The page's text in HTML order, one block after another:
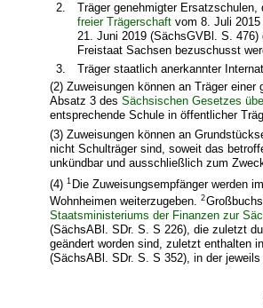
2.
Träger genehmigter Ersatzschulen,
freier Trägerschaftvom 8. Juli 2015
21. Juni 2019 (SächsGVBl. S.
Freistaat Sachsen bezuschusst
3.
Träger staatlich anerkannter
(2) Zuweisungen können an Träger
Absatz 3 desSächsischen Gesetzes
entsprechende Schule in öffentlicher
(3) Zuweisungen können an
nicht Schulträger sind, soweit das
unkündbar und ausschließlich zum
(4)1 Die Zuweisungsempfänger werden
Wohnheimen weiterzugeben.2
Staatsministeriums der Finanzen zur
(SächsABl. SDr. S. S 226), die zuletzt
geändert worden sind, zuletzt enthalten
(SächsABl. SDr. S. S 352), in der